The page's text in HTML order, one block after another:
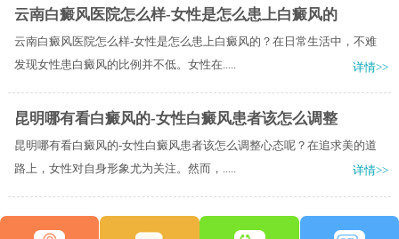
云南白癜风医院怎么样-女性是怎么患上白癜风的
云南白癜风医院怎么样-女性是怎么患上白癜风的？在日常生活中，不难
发现女性患白癜风的比例并不低。女性在.....
详情>>
昆明哪有看白癜风的-女性白癜风患者该怎么调整
昆明哪有看白癜风的-女性白癜风患者该怎么调整心态呢？在追求美的道
路上，女性对自身形象尤为关注。然而，.....
详情>>